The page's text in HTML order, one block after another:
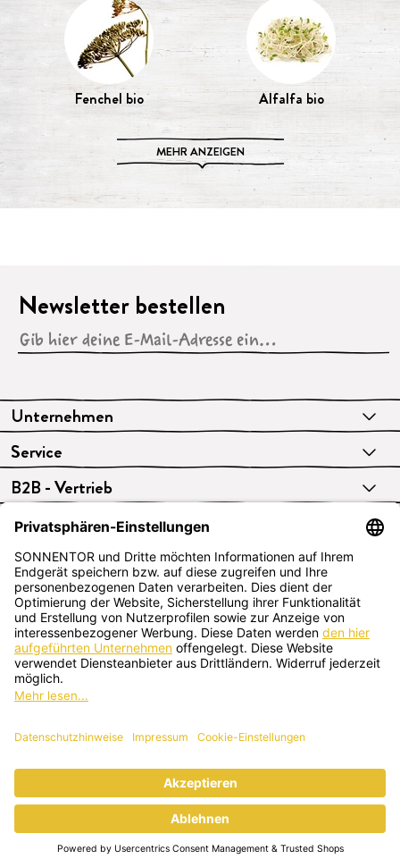
Fenchel bio Alfalfa bio
MEHR ANZEIGEN
Unternehmen
Service
B2B - Vertrieb
Newsletter bestellen
Deutsch
SONNENTOR Kräuterhandels GMBH
Sprögnitz 10, 3913 Sprögnitz, Österreich
deine Fragen